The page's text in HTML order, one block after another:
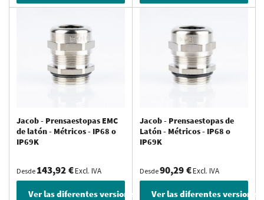
Jacob - Prensaestopas EMC
de latón - Métricos - IP68 o
IP69K
Desde 143,92 €Excl. IVA
Ver las diferentes versiones
Jacob - Prensaestopas de
Latón - Métricos - IP68 o
IP69K
Desde90,29 €Excl. IVA
Ver las diferentes versiones